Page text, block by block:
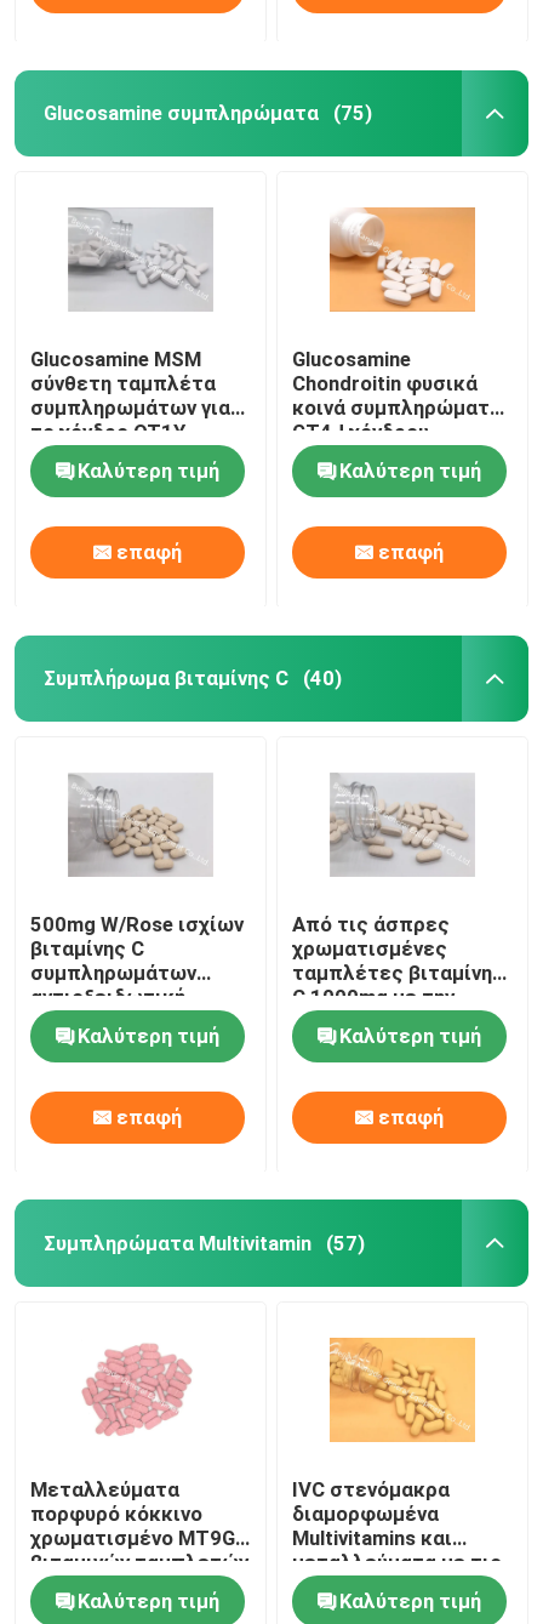
Glucosamine συμπληρώματα (75)
Glucosamine MSM
σύνθετη ταμπλέτα
συμπληρωμάτων για
το χόνδρο OT1Y
υγείας ενώσεων
Καλύτερη τιμή
επαφή
Glucosamine
Chondroitin φυσικά
κοινά συμπληρώματα
GT4J χόνδρου
ταμπλετών
ασβεστίου Msm
Καλύτερη τιμή
επαφή
Συμπλήρωμα βιταμίνης C (40)
500mg W/Rose ισχίων
βιταμίνης C
συμπληρωμάτων
αντιοξειδωτική
προστασία CTDA
υγείας ταμπλετών
άνοση
Καλύτερη τιμή
επαφή
Από τις άσπρες
χρωματισμένες
ταμπλέτες βιταμίνης
C 1000mg με την
άνοση υγεία CT1D
ταμπλετών ροδαλών
ισχίων 30mg
Καλύτερη τιμή
επαφή
Συμπληρώματα Multivitamin (57)
Μεταλλεύματα
πορφυρό κόκκινο
χρωματισμένο MT9G
βιταμινών ταμπλετών
συμπληρωμάτων
Multivitamin
Καλύτερη τιμή
IVC στενόμακρα
διαμορφωμένα
Multivitamins και
μεταλλεύματα με τις
ταμπλέτες MT92
AcerolaΚαλύτερη τιμή